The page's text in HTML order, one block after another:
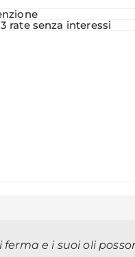
rate senza interessi
e i suoi oli